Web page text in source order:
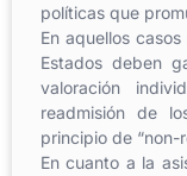
políticas que
En aquellos
Estados deben
valoración
readmisión de
principio de “non-
En cuanto a la